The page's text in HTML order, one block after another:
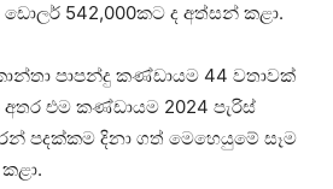
ඩොලර් 542,000කට ද අත්සන් කළා.
පාපන්දු කණ්ඩායම 44 වතාවක්
එම කණ්ඩායම 2024 පැරිස්
පදක්කම දිනා ගත් මෙහෙයුමේ සෑම